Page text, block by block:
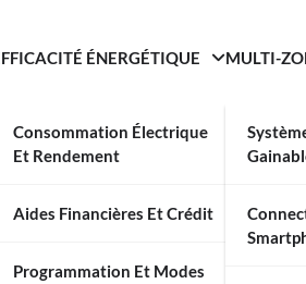
ÉNERGÉTIQUE
Consommation Électrique
Et Rendement
Aides Financières Et Crédit
Programmation Et Modes
MULTI-
:
?